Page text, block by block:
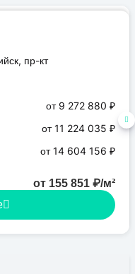
пр-кт
от 9 272 880 ₽
от 11 224 035 ₽
от 14 604 156 ₽
от 155 851 ₽/м²